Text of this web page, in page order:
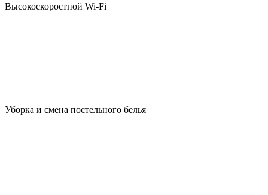
Высокоскоростной Wi-Fi
Уборка и смена постельного белья